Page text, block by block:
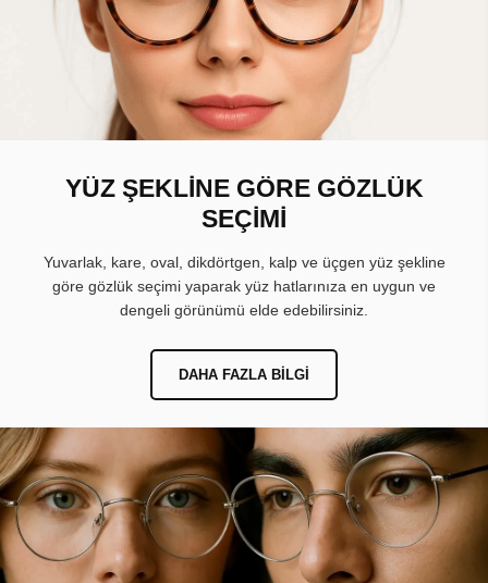
YÜZ ŞEKLİNE GÖRE GÖZLÜK
SEÇİMİ
Yuvarlak, kare, oval, dikdörtgen, kalp ve üçgen yüz şekline
göre gözlük seçimi yaparak yüz hatlarınıza en uygun ve
dengeli görünümü elde edebilirsiniz.
DAHA FAZLA BILGI